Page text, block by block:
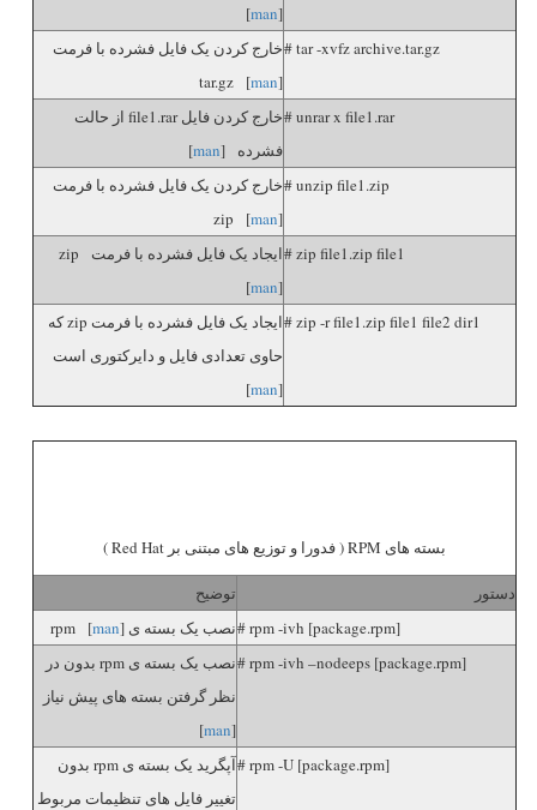
[man]
# tar -xvfz archive.tar.gzخارج کردن یک فایل فشرده با فرمت
tar.gz [man]
# unrar x file1.rar
خارج کردن فایل file1.rar از حالت
فشرده [man
]
# unzip file1.zipخارج کردن یک فایل فشرده با فرمت
zip [man]
# zip file1.zip file1
ایجاد یک فایل فشرده با فرمت zip
[man]
# zip -r file1.zip file1 file2 dir1
ایجاد یک فایل فشرده با فرمت zip که
حاوی تعدادی فایل و دایرکتوری است
[
man
]
بسته های RPM ( فدورا و توزیع های مبتنی بر Red Hat )
دستور
توضیح
# rpm -ivh [package.rpm]نصب یک بسته ی rpm [ man]
# rpm -ivh –nodeeps [package.rpm]
نصب یک بسته ی rpm بدون در
نظر گرفتن بسته های پیش نیاز
[
man
]
# rpm -U [package.rpm]
آپگرید یک بسته ی rpm بدون
تغییر فایل های تنظیمات مربوط